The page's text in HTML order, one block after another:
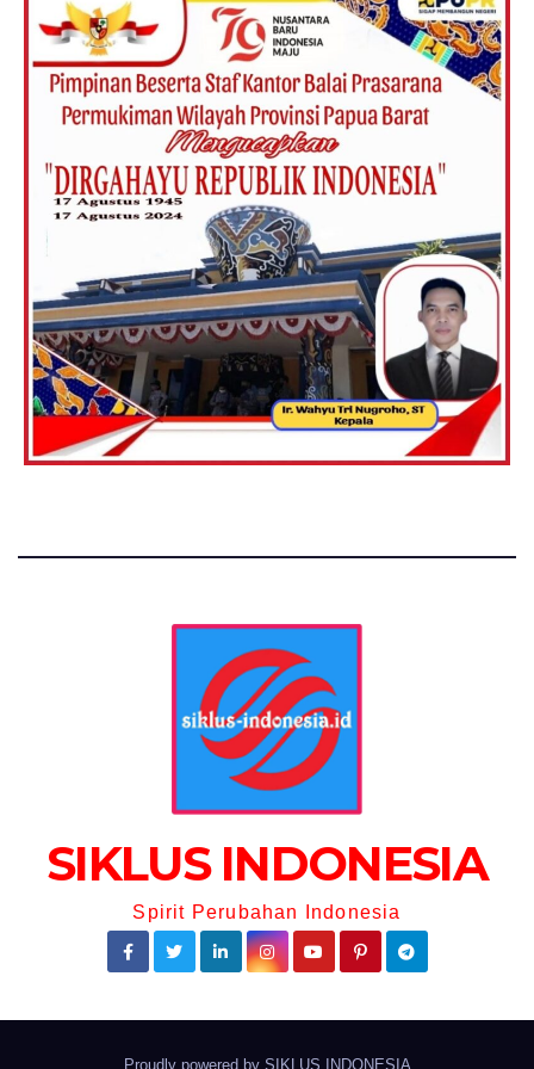
SIKLUS INDONESIA
Spirit Perubahan Indonesia
Proudly powered by SIKLUS INDONESIA